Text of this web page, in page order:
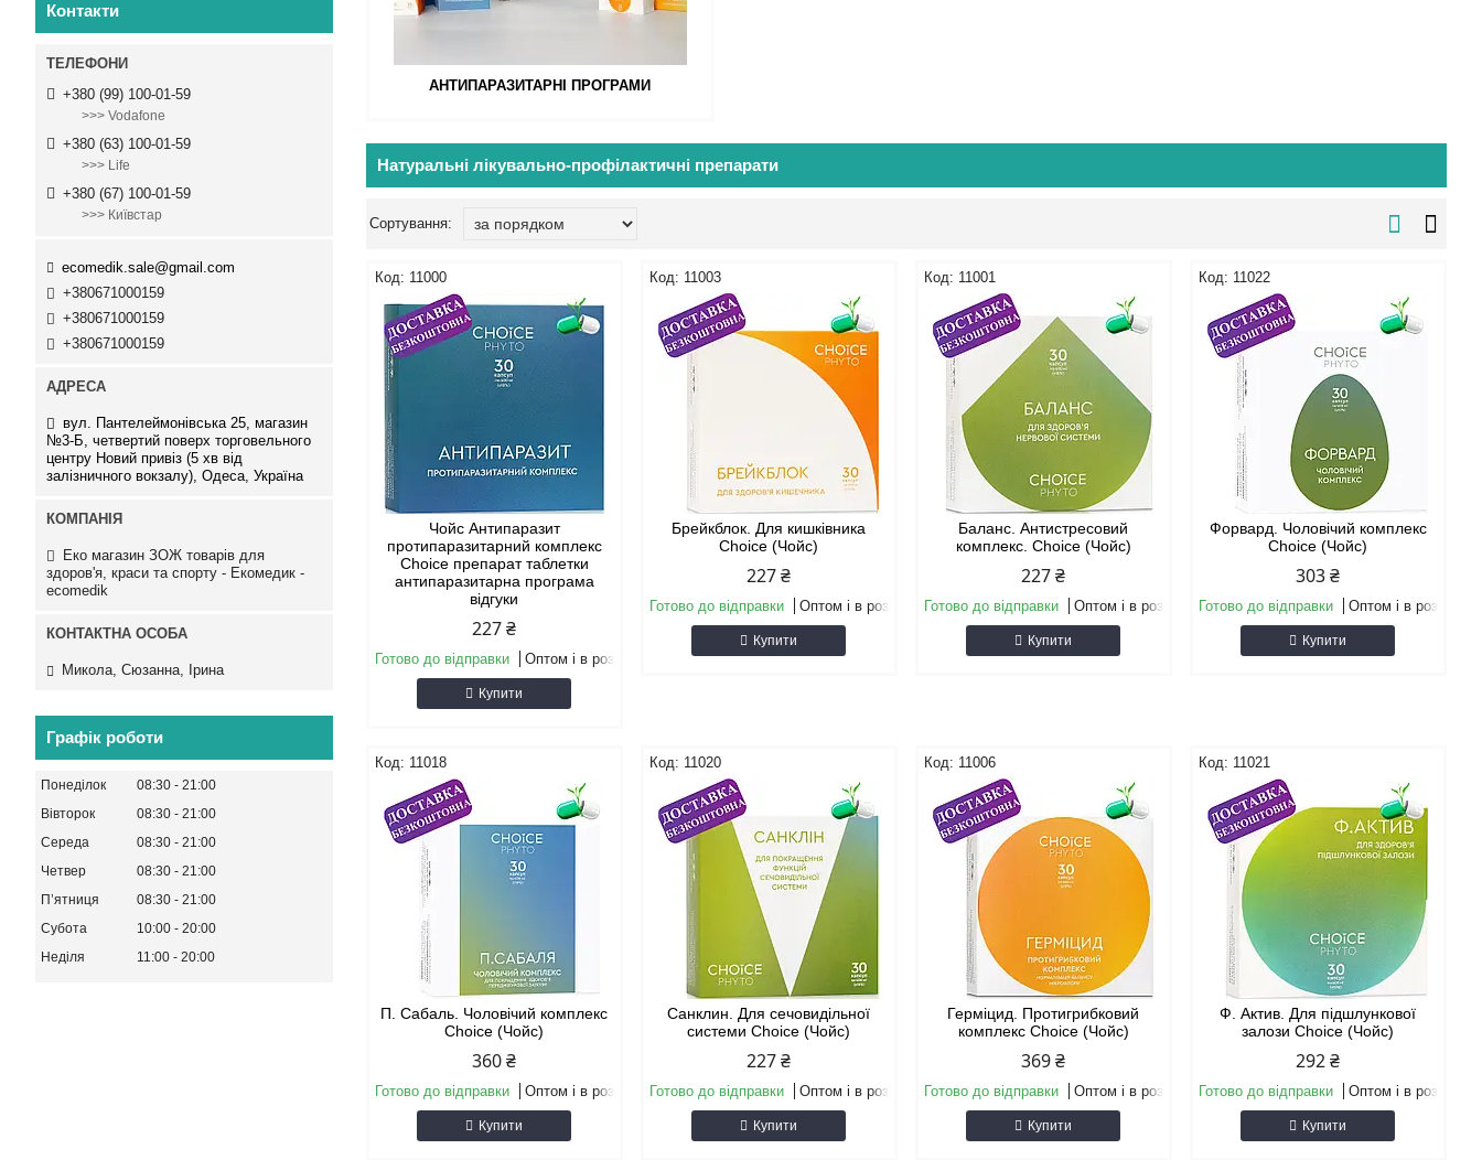
АНТИПАРАЗИТАРНІ ПРОГРАМИ
Натуральні лікувально-профілактичні препарати
11000
Чойс Антипаразит
протипаразитарний комплекс
Choice препарат таблетки
антипаразитарна програма
відгуки
227 ₴
Готово до відправки Оптом і в роздріб
Купити
11003
Брейкблок. Для кишківника
Choice (Чойс)
227 ₴
Готово до відправки Оптом і в роздріб
Купити
11001
Баланс. Антистресовий
комплекс. Choice (Чойс)
227 ₴
Готово до відправки Оптом і в роздріб
Купити
11022
Форвард. Чоловічий комплекс
Choice (Чойс)
303 ₴
Готово до відправки Оптом і в роздріб
Купити
11018
П. Сабаль. Чоловічий комплекс
Choice (Чойс)
360 ₴
Готово до відправки Оптом і в роздріб
Купити
11020
Санклин. Для сечовидільної
системи Choice (Чойс)
227 ₴
Готово до відправки Оптом і в роздріб
Купити
11006
Герміцид. Протигрибковий
комплекс Choice (Чойс)
369 ₴
Готово до відправки Оптом і в роздріб
Купити
11021
Ф. Актив. Для підшлункової
залози Choice (Чойс)
292 ₴
Готово до відправки Оптом і в роздріб
Купити
Контакти
+380 (99) 100-01-59
>>> Vodafone
+380 (63) 100-01-59
>>> Life
+380 (67) 100-01-59
>>> Київстар
ecomedik.sale@gmail.com
+380671000159
+380671000159
+380671000159
вул. Пантелеймонівська 25, магазин
№3-Б, четвертий поверх торговельного
центру Новий привіз (5 хв від
залізничного вокзалу), Одеса, Україна
Еко магазин ЗОЖ товарів для
здоров'я, краси та спорту - Екомедик -
ecomedik
Микола, Сюзанна, Ірина
Графік роботи
Понеділок 08:30
21:00
Вівторок
08:30
21:00
Середа
08:30
21:00
Четвер
08:30
21:00
Пʼятниця
08:30
21:00
Субота
10:00
20:00
Неділя
11:00 20:00